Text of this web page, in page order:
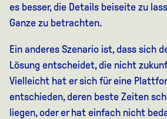
es besser, die Details beiseite zu
Ganze zu betrachten.
Ein anderes Szenario ist, dass sich
Lösung entscheidet, die nicht
Vielleicht hat er sich für eine
entschieden, deren beste Zeiten
liegen, oder er hat einfach nicht